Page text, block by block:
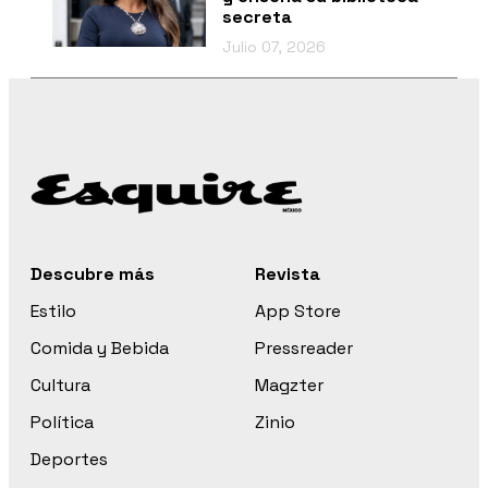
secreta
Julio 07, 2026
Descubre más
Estilo
Comida y Bebida
Cultura
Política
Deportes
Revista
App Store
Pressreader
Magzter
Zinio